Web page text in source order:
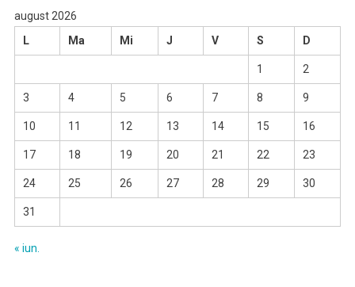
august 2026
L
Ma Mi J V S D
1 2
3 4 5 6 7 8 9
10 11 12 13 14 15 16
17 18 19 20 21 22 23
24 25 26 27 28 29 30
31
« iun.